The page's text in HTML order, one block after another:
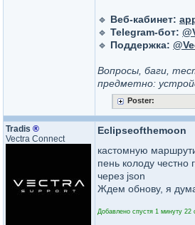
🔹 Веб-кабинет:
🔹 Telegram-бот:
🔹 Поддержка:
Вопросы, баги,
предметно:
Poster:
Tradis ®
Vectra Connect
Eclipseofthemoon
кастомную
пень колоду
через json
Ждем обнову, я
Добавлено спустя 1 минуту 22